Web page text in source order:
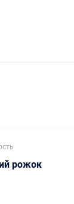
рожок